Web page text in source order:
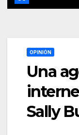
OPINIÓN
Una
Sally